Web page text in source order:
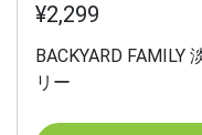
¥2,299
BACKYARD
リー